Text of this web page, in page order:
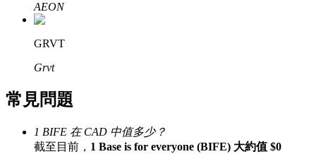
Bitrue渠道合伙人
AEON
GRVT
Grvt
常見問題
1 BIFE 在 CAD 中值多少？
截至目前， 1 Base is for everyone (BIFE) 大約值 $0